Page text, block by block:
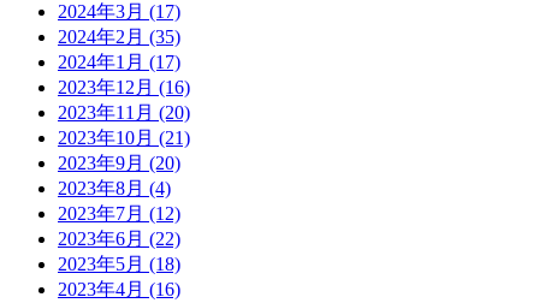
2024年3月 (17)
2024年2月 (35)
2024年1月 (17)
2023年12月 (16)
2023年11月 (20)
2023年10月 (21)
2023年9月 (20)
2023年8月 (4)
2023年7月 (12)
2023年6月 (22)
2023年5月 (18)
2023年4月 (16)